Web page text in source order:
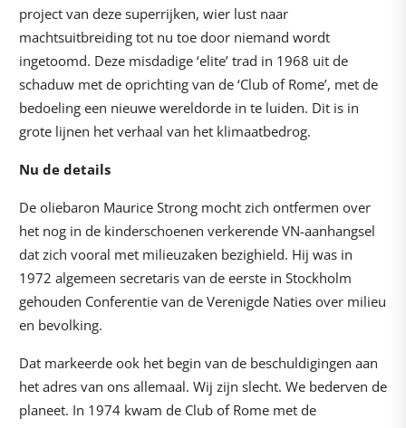
project van deze superrijken, wier lust naar
machtsuitbreiding tot nu toe door niemand wordt
ingetoomd. Deze misdadige ‘elite’ trad in 1968 uit de
schaduw met de oprichting van de ‘Club of Rome’, met de
bedoeling een nieuwe wereldorde in te luiden. Dit is in
grote lijnen het verhaal van het klimaatbedrog.
Nu de details
De oliebaron Maurice Strong mocht zich ontfermen over
het nog in de kinderschoenen verkerende VN-aanhangsel
dat zich vooral met milieuzaken bezighield. Hij was in
1972 algemeen secretaris van de eerste in Stockholm
gehouden Conferentie van de Verenigde Naties over milieu
en bevolking.
Dat markeerde ook het begin van de beschuldigingen aan
het adres van ons allemaal. Wij zijn slecht. We bederven de
planeet. In 1974 kwam de Club of Rome met de